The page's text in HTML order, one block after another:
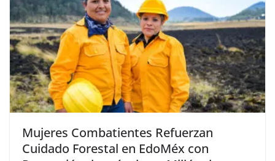
Mujeres Combatientes Refuerzan
Cuidado Forestal en EdoMéx con